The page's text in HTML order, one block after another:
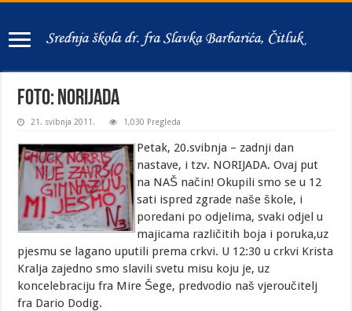
FOTO: NORIJADA
21. svibnja 2011. 1,030 Pregleda
Petak, 20.svibnja – zadnji dan
nastave, i tzv. NORIJADA. Ovaj put
na NAŠ način! Okupili smo se u 12
sati ispred zgrade naše škole, i
poredani po odjelima, svaki odjel u
majicama različitih boja i poruka,uz
pjesmu se lagano uputili prema crkvi. U 12:30 u crkvi Krista
Kralja zajedno smo slavili svetu misu koju je, uz
koncelebraciju fra Mire Šege, predvodio naš vjeroučitelj
fra Dario Dodig.